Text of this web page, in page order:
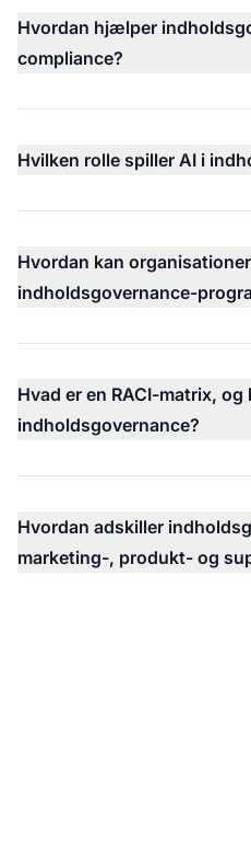
Hvordan hjælper
compliance?
Hvilken rolle spiller AI i
Hvordan kan
indholdsgovernance-
Hvad er en RACI-matrix,
indholdsgovernance?
Hvordan adskiller
marketing-, produkt- og